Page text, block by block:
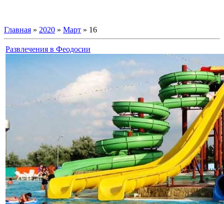
Главная » 2020 » Март » 16
Развлечения в Феодосии